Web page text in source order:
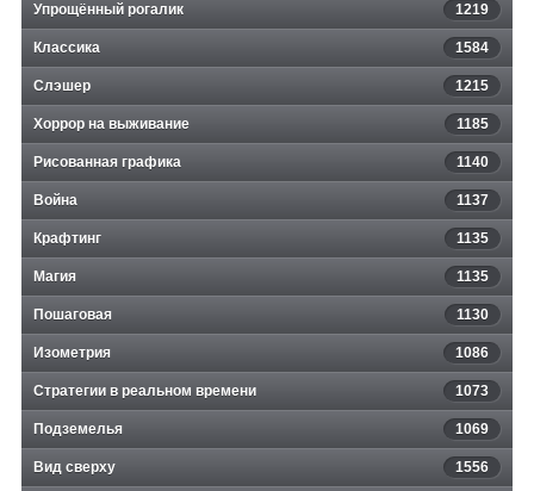
Упрощённый рогалик 1219
Классика 1584
Слэшер 1215
Хоррор на выживание 1185
Рисованная графика 1140
Война 1137
Крафтинг 1135
Магия 1135
Пошаговая 1130
Изометрия 1086
Стратегии в реальном времени 1073
Подземелья 1069
Вид сверху 1556